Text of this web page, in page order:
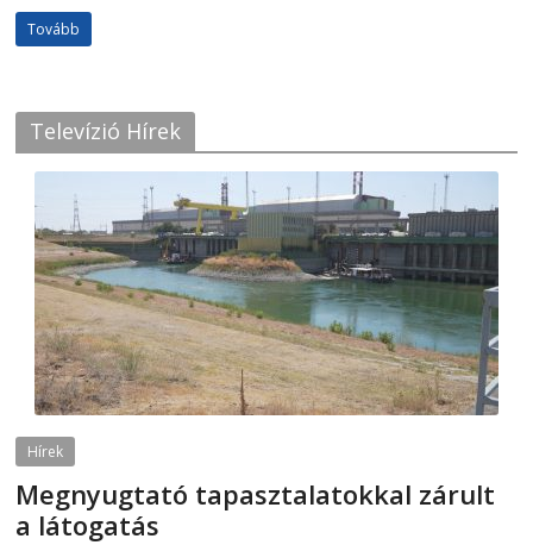
Tovább
Televízió Hírek
Hírek
Megnyugtató tapasztalatokkal zárult
a látogatás